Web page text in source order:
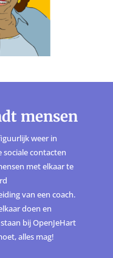
mensen
weer in
sociale contacten
met elkaar te
van een coach.
doen en
bij OpenJeHart
alles mag!